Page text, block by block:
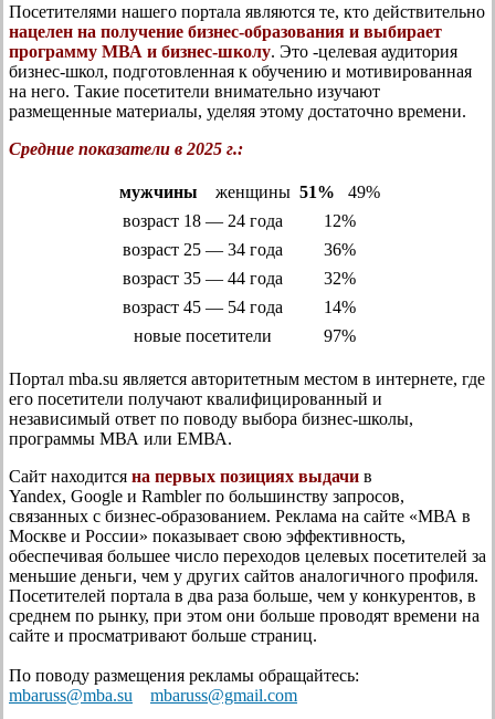
Посетителями нашего портала являются те, кто действительно
нацелен на получение бизнес-образования и выбирает
программу МВА и бизнес-школу. Это -целевая аудитория
бизнес-школ, подготовленная к обучению и мотивированная
на него. Такие посетители внимательно изучают
размещенные материалы, уделяя этому достаточно времени.
Средние показатели в 2025 г.:
мужчины женщины 51% 49%
возраст 18 — 24 года
12%
возраст 25 — 34 года
36%
возраст 35 — 44 года
32%
возраст 45 — 54 года
14%
новые посетители
97%
Портал mba.su является авторитетным местом в интернете, где
его посетители получают квалифицированный и
независимый ответ по поводу выбора бизнес-школы,
программы МВА или ЕМВА.
Сайт находится на первых позициях выдачи в
Yandex, Google и Rambler по большинству запросов,
связанных с бизнес-образованием. Реклама на сайте «МВА в
Москве и России» показывает свою эффективность,
обеспечивая большее число переходов целевых посетителей за
меньшие деньги, чем у других сайтов аналогичного профиля.
Посетителей портала в два раза больше, чем у конкурентов, в
среднем по рынку, при этом они больше проводят времени на
сайте и просматривают больше страниц.
По поводу размещения рекламы обращайтесь:
mbaruss@mba.su
mbaruss@gmail.com